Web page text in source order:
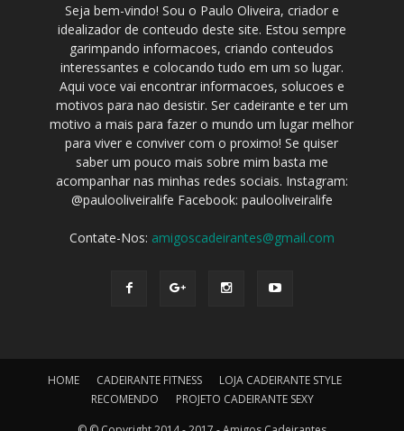
Seja bem-vindo! Sou o Paulo Oliveira, criador e
idealizador de conteudo deste site. Estou sempre
garimpando informacoes, criando conteudos
interessantes e colocando tudo em um so lugar.
Aqui voce vai encontrar informacoes, solucoes e
motivos para nao desistir. Ser cadeirante e ter um
motivo a mais para fazer o mundo um lugar melhor
para viver e conviver com o proximo! Se quiser
saber um pouco mais sobre mim basta me
acompanhar nas minhas redes sociais. Instagram:
@paulooliveiralife Facebook: paulooliveiralife
Contate-Nos: amigoscadeirantes@gmail.com
HOME CADEIRANTE FITNESS
LOJA CADEIRANTE STYLE
RECOMENDO
PROJETO CADEIRANTE SEXY